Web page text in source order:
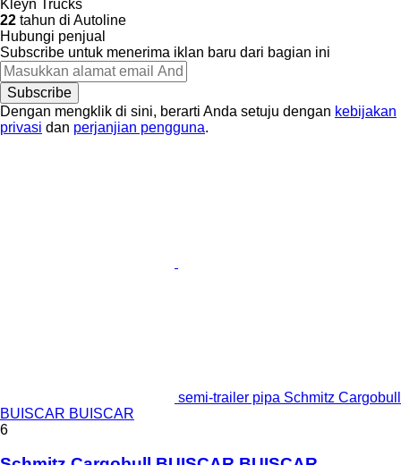
Kleyn Trucks
22 tahun di Autoline
Hubungi penjual
Subscribe untuk menerima iklan baru dari bagian ini
Subscribe
Dengan mengklik di sini, berarti Anda setuju dengan kebijakan
privasi dan perjanjian pengguna.
semi-trailer pipa Schmitz Cargobull
BUISCAR BUISCAR
6